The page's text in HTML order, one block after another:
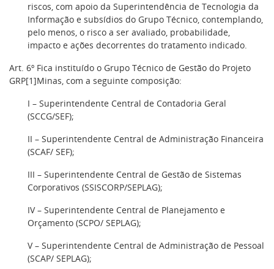
riscos, com apoio da Superintendência de Tecnologia da
Informação e subsídios do Grupo Técnico, contemplando,
pelo menos, o risco a ser avaliado, probabilidade,
impacto e ações decorrentes do tratamento indicado.
Art. 6º Fica instituído o Grupo Técnico de Gestão do Projeto
GRP[1]Minas, com a seguinte composição:
I – Superintendente Central de Contadoria Geral
(SCCG/SEF);
II – Superintendente Central de Administração Financeira
(SCAF/ SEF);
III – Superintendente Central de Gestão de Sistemas
Corporativos (SSISCORP/SEPLAG);
IV – Superintendente Central de Planejamento e
Orçamento (SCPO/ SEPLAG);
V – Superintendente Central de Administração de Pessoal
(SCAP/ SEPLAG);